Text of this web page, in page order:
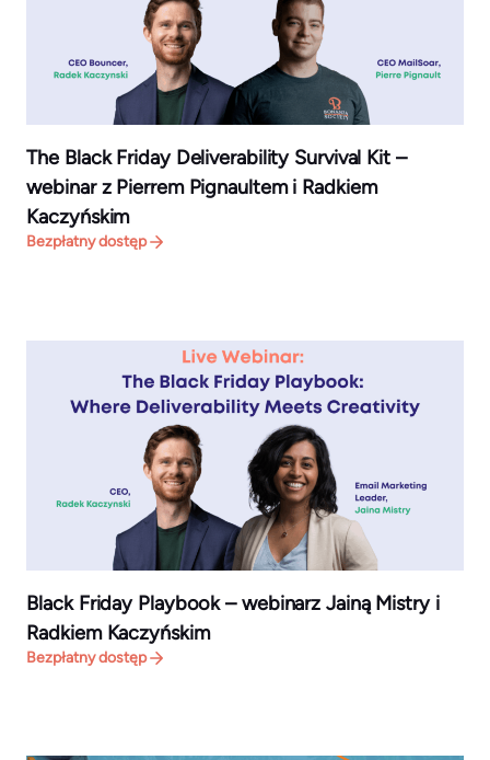
The Black Friday Deliverability Survival Kit –
webinar z Pierrem Pignaultem i Radkiem
Kaczyńskim
Bezpłatny dostęp
Black Friday Playbook – webinarz Jainą Mistry i
Radkiem Kaczyńskim
Bezpłatny dostęp